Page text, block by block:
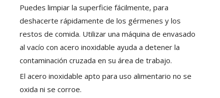
Puedes limpiar la superficie fácilmente, para
deshacerte rápidamente de los gérmenes y los
restos de comida. Utilizar una máquina de envasado
al vacío con acero inoxidable ayuda a detener la
contaminación cruzada en su área de trabajo.
El acero inoxidable apto para uso alimentario no se
oxida ni se corroe.